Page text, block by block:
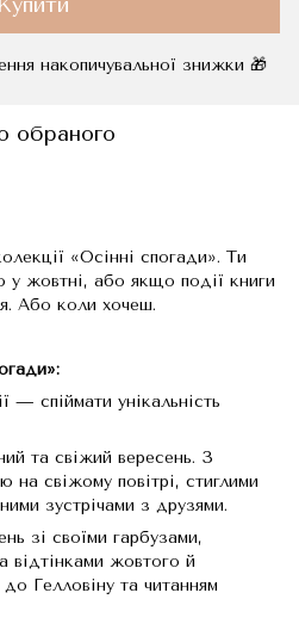
накопичувальної знижки 🎁
обраного
«Осінні спогади». Ти
жовтні, або якщо події книги
Або коли хочеш.
— спіймати унікальність
та свіжий вересень. З
на свіжому повітрі, стиглими
зустрічами з друзями.
зі своїми гарбузами,
відтінками жовтого й
Гелловіну та читанням